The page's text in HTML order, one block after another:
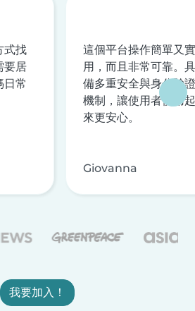
式找
要居
日常
這個平台操作簡單又實
用，而且非常可靠。具
備多重安全與身分驗證
機制，讓使用者使用起
來更安心。
Giovanna
我要加入！